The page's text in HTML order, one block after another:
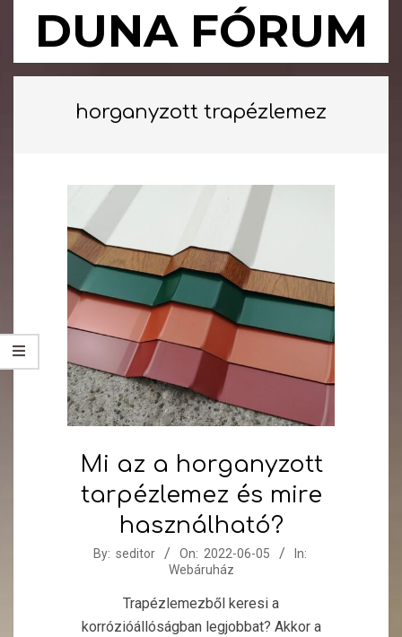
DUNA FÓRUM
Primary
horganyzott trapézlemez
Mi az a horganyzott
tarpézlemez és mire
használható?
2022-By: seditor On: 2022-06-05
In:
Webáruház
Trapézlemezből keresi a
korrózióállóságban legjobbat? Akkor a